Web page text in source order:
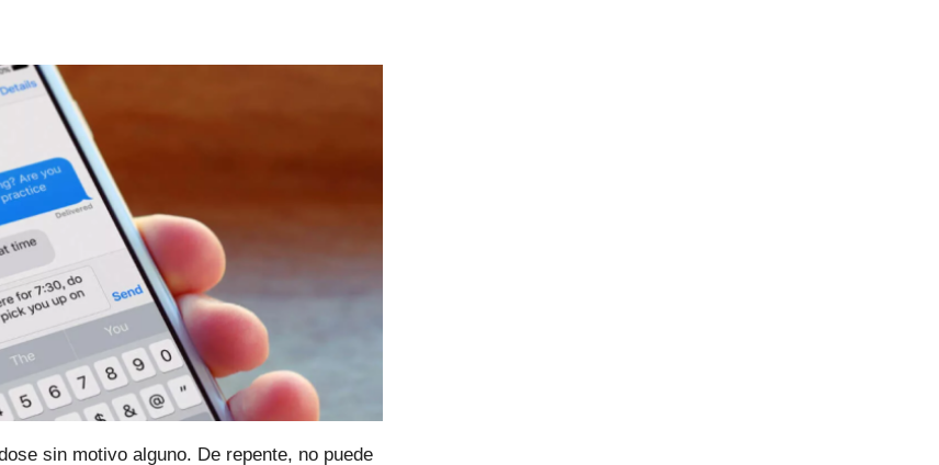
sin motivo alguno. De repente, no puede